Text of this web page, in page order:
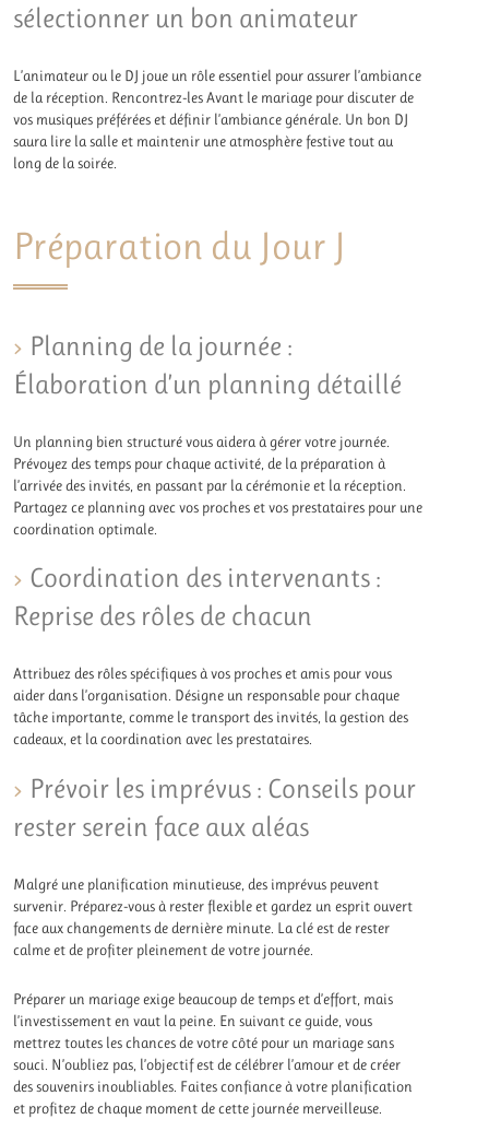
sélectionner un bon animateur
L’animateur ou le DJ joue un rôle essentiel pour assurer l’ambiance
de la réception. Rencontrez-les Avant le mariage pour discuter de
vos musiques préférées et définir l’ambiance générale. Un bon DJ
saura lire la salle et maintenir une atmosphère festive tout au
long de la soirée.
Préparation du Jour J
Planning de la journée :
Élaboration d’un planning détaillé
Un planning bien structuré vous aidera à gérer votre journée.
Prévoyez des temps pour chaque activité, de la préparation à
l’arrivée des invités, en passant par la cérémonie et la réception.
Partagez ce planning avec vos proches et vos prestataires pour une
coordination optimale.
Coordination des intervenants :
Reprise des rôles de chacun
Attribuez des rôles spécifiques à vos proches et amis pour vous
aider dans l’organisation. Désigne un responsable pour chaque
tâche importante, comme le transport des invités, la gestion des
cadeaux, et la coordination avec les prestataires.
Prévoir les imprévus : Conseils pour
rester serein face aux aléas
Malgré une planification minutieuse, des imprévus peuvent
survenir. Préparez-vous à rester flexible et gardez un esprit ouvert
face aux changements de dernière minute. La clé est de rester
calme et de profiter pleinement de votre journée.
Préparer un mariage exige beaucoup de temps et d’effort, mais
l’investissement en vaut la peine. En suivant ce guide, vous
mettrez toutes les chances de votre côté pour un mariage sans
souci. N’oubliez pas, l’objectif est de célébrer l’amour et de créer
des souvenirs inoubliables. Faites confiance à votre planification
et profitez de chaque moment de cette journée merveilleuse.